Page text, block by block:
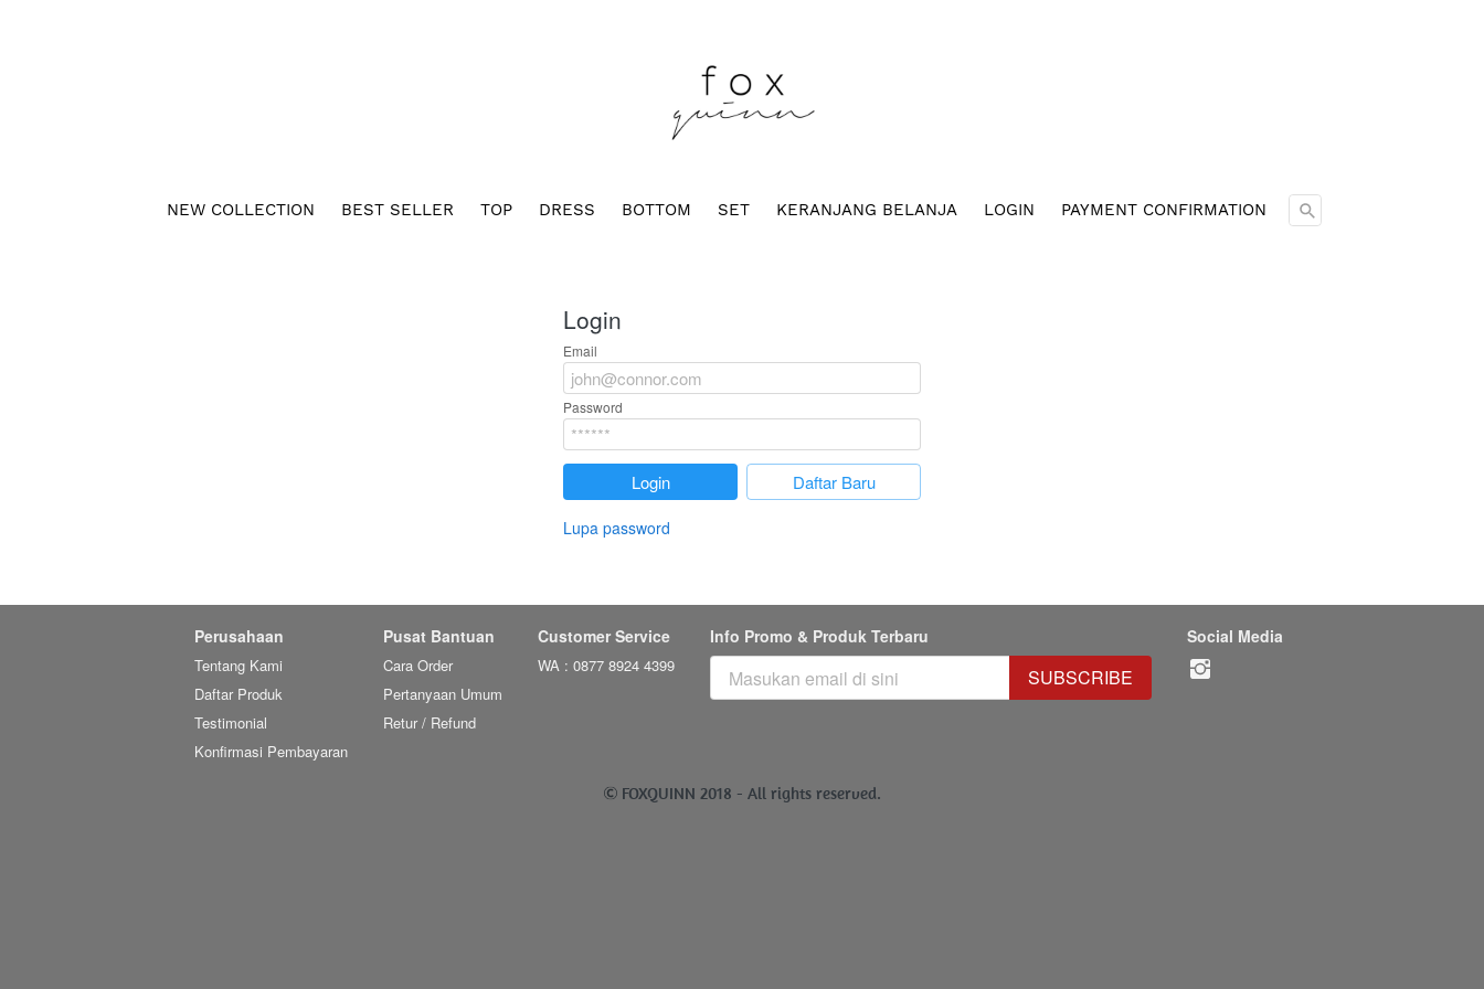
NEW COLLECTION BEST SELLER TOP DRESS BOTTOM SET KERANJANG BELANJA LOGIN PAYMENT CONFIRMATION
Login
Email
Password
`Login `Daftar Baru
Lupa password
Perusahaan
Tentang Kami
Daftar Produk
Testimonial
Konfirmasi Pembayaran
Pusat Bantuan
Cara Order
Pertanyaan Umum
Retur / Refund
Customer Service
WA : 0877 8924 4399
Info Promo & Produk Terbaru
`
SUBSCRIBE
Social Media
FOXQUINN 2018 - All rights reserved.